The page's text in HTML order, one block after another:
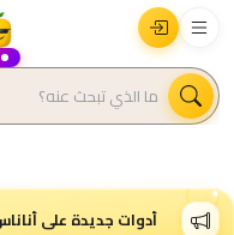
أدوات جديدة على